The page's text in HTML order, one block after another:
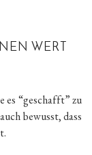
WERT
es “geschafft” zu
bewusst, dass